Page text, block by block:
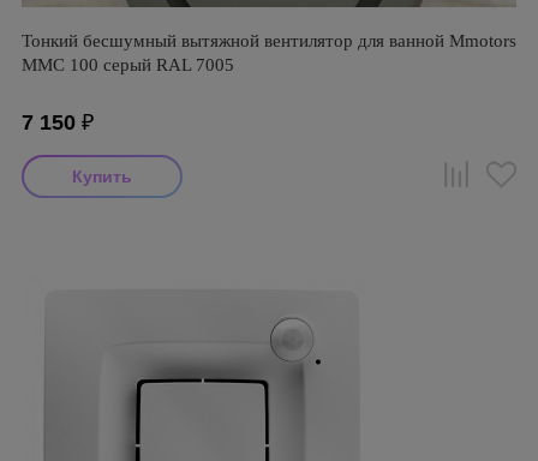
Тонкий бесшумный вытяжной вентилятор для ванной Mmotors
ММC 100 серый RAL 7005
7 150 ₽